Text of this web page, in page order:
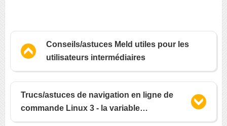
Conseils/astuces Meld utiles pour les
utilisateurs intermédiaires
Trucs/astuces de navigation en ligne de
commande Linux 3 - la variable
d'environnement CDPATH